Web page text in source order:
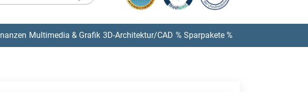
Multimedia & Grafik 3D-Architektur/CAD % Sparpakete %